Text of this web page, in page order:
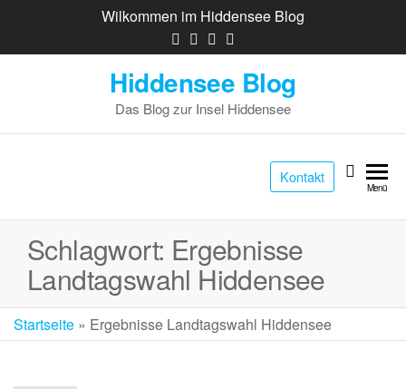
Wilkommen im Hiddensee Blog
Hiddensee Blog
Das Blog zur Insel Hiddensee
Kontakt
Menü
Schlagwort: Ergebnisse
Landtagswahl Hiddensee
Startseite » Ergebnisse Landtagswahl Hiddensee